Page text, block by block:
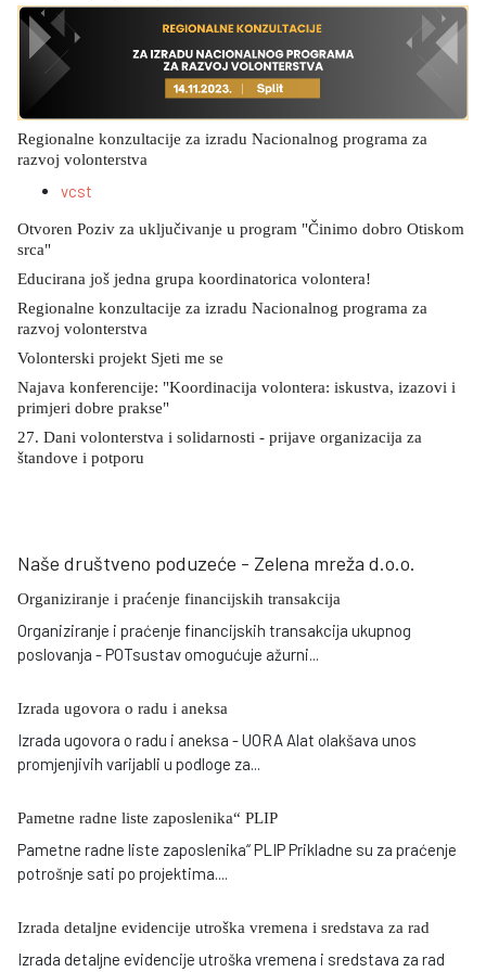
Regionalne konzultacije za izradu Nacionalnog programa za
razvoj volonterstva
vcst
Otvoren Poziv za uključivanje u program "Činimo dobro Otiskom
srca"
Educirana još jedna grupa koordinatorica volontera!
Regionalne konzultacije za izradu Nacionalnog programa za
razvoj volonterstva
Volonterski projekt Sjeti me se
Najava konferencije: "Koordinacija volontera: iskustva, izazovi i
primjeri dobre prakse"
27. Dani volonterstva i solidarnosti - prijave organizacija za
štandove i potporu
Naše društveno poduzeće - Zelena mreža d.o.o.
Organiziranje i praćenje financijskih transakcija
Organiziranje i praćenje financijskih transakcija ukupnog
poslovanja - POTsustav omogućuje ažurni...
Izrada ugovora o radu i aneksa
Izrada ugovora o radu i aneksa - UORA Alat olakšava unos
promjenjivih varijabli u podloge za...
Pametne radne liste zaposlenika“ PLIP
Pametne radne liste zaposlenika“ PLIP Prikladne su za praćenje
potrošnje sati po projektima....
Izrada detaljne evidencije utroška vremena i sredstava za rad
Izrada detaljne evidencije utroška vremena i sredstava za rad